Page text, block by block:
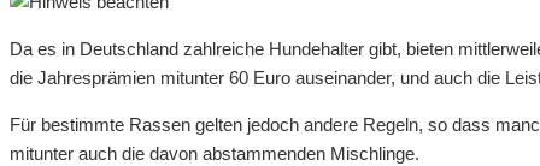
Da es in Deutschland zahlreiche Hundehalter gibt, bieten
die Jahresprämien mitunter 60 Euro auseinander, und auch die
Für bestimmte Rassen gelten jedoch andere Regeln, so dass
mitunter auch die davon abstammenden Mischlinge.